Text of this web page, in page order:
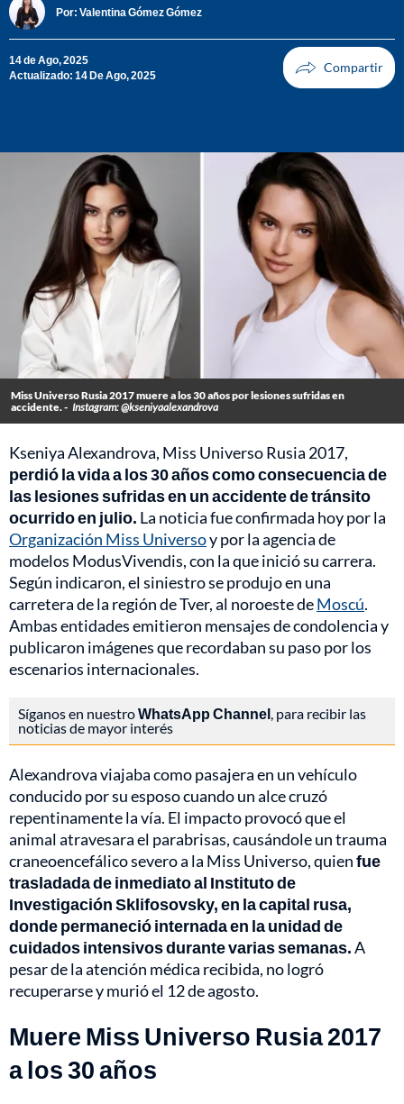
Por: Valentina Gómez Gómez
14 de Ago, 2025
Actualizado: 14 De Ago, 2025
Miss Universo Rusia 2017 muere a los 30 años por lesiones sufridas en
accidente. - Instagram: @kseniyaalexandrova
Kseniya Alexandrova, Miss Universo Rusia 2017,
perdió la vida a los 30 años como consecuencia de
las lesiones sufridas en un accidente de tránsito
ocurrido en julio. La noticia fue confirmada hoy por la
Organización Miss Universoy por la agencia de
modelos ModusVivendis, con la que inició su carrera.
Según indicaron, el siniestro se produjo en una
carretera de la región de Tver, al noroeste deMoscú.
Ambas entidades emitieron mensajes de condolencia y
publicaron imágenes que recordaban su paso por los
escenarios internacionales.
Síganos en nuestroWhatsApp Channel, para recibir las
noticias de mayor interés
Alexandrova viajaba como pasajera en un vehículo
conducido por su esposo cuando un alce cruzó
repentinamente la vía. El impacto provocó que el
animal atravesara el parabrisas, causándole un trauma
craneoencefálico severo a la Miss Universo, quienfue
trasladada de inmediato al Instituto de
Investigación Sklifosovsky, en la capital rusa,
donde permaneció internada en la unidad de
cuidados intensivos durante varias semanas.A
pesar de la atención médica recibida, no logró
recuperarse y murió el 12 de agosto.
Muere Miss Universo Rusia 2017
a los 30 años